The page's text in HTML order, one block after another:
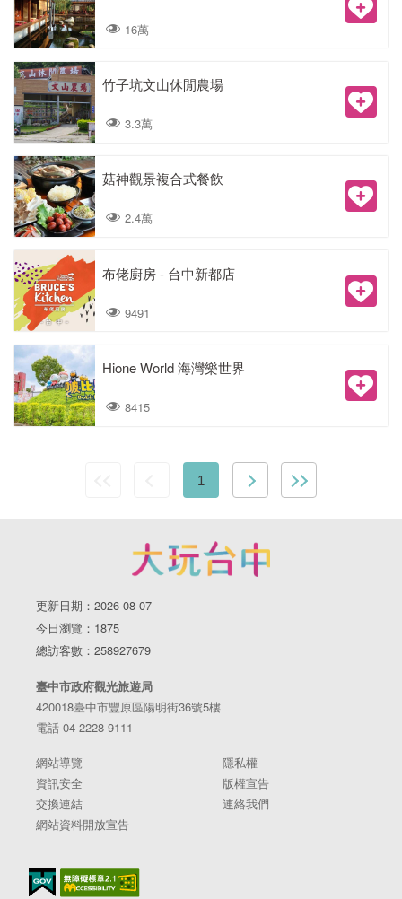
16萬
竹子坑文山休閒農場
3.3萬
菇神觀景複合式餐飲
2.4萬
布佬廚房 - 台中新都店
9491
Hione World 海灣樂世界
8415
1
更新日期：2026-08-07
今日瀏覽：1875
總訪客數：258927679
臺中市政府觀光旅遊局
420018臺中市豐原區陽明街36號5樓
電話 04-2228-9111
網站導覽
隱私權
資訊安全
版權宣告
交換連結
連絡我們
網站資料開放宣告